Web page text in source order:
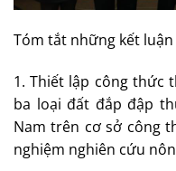
Tóm tắt những kết
1. Thiết lập công thức
ba loại đất đắp đập
Nam trên cơ sở công
nghiệm nghiên cứu